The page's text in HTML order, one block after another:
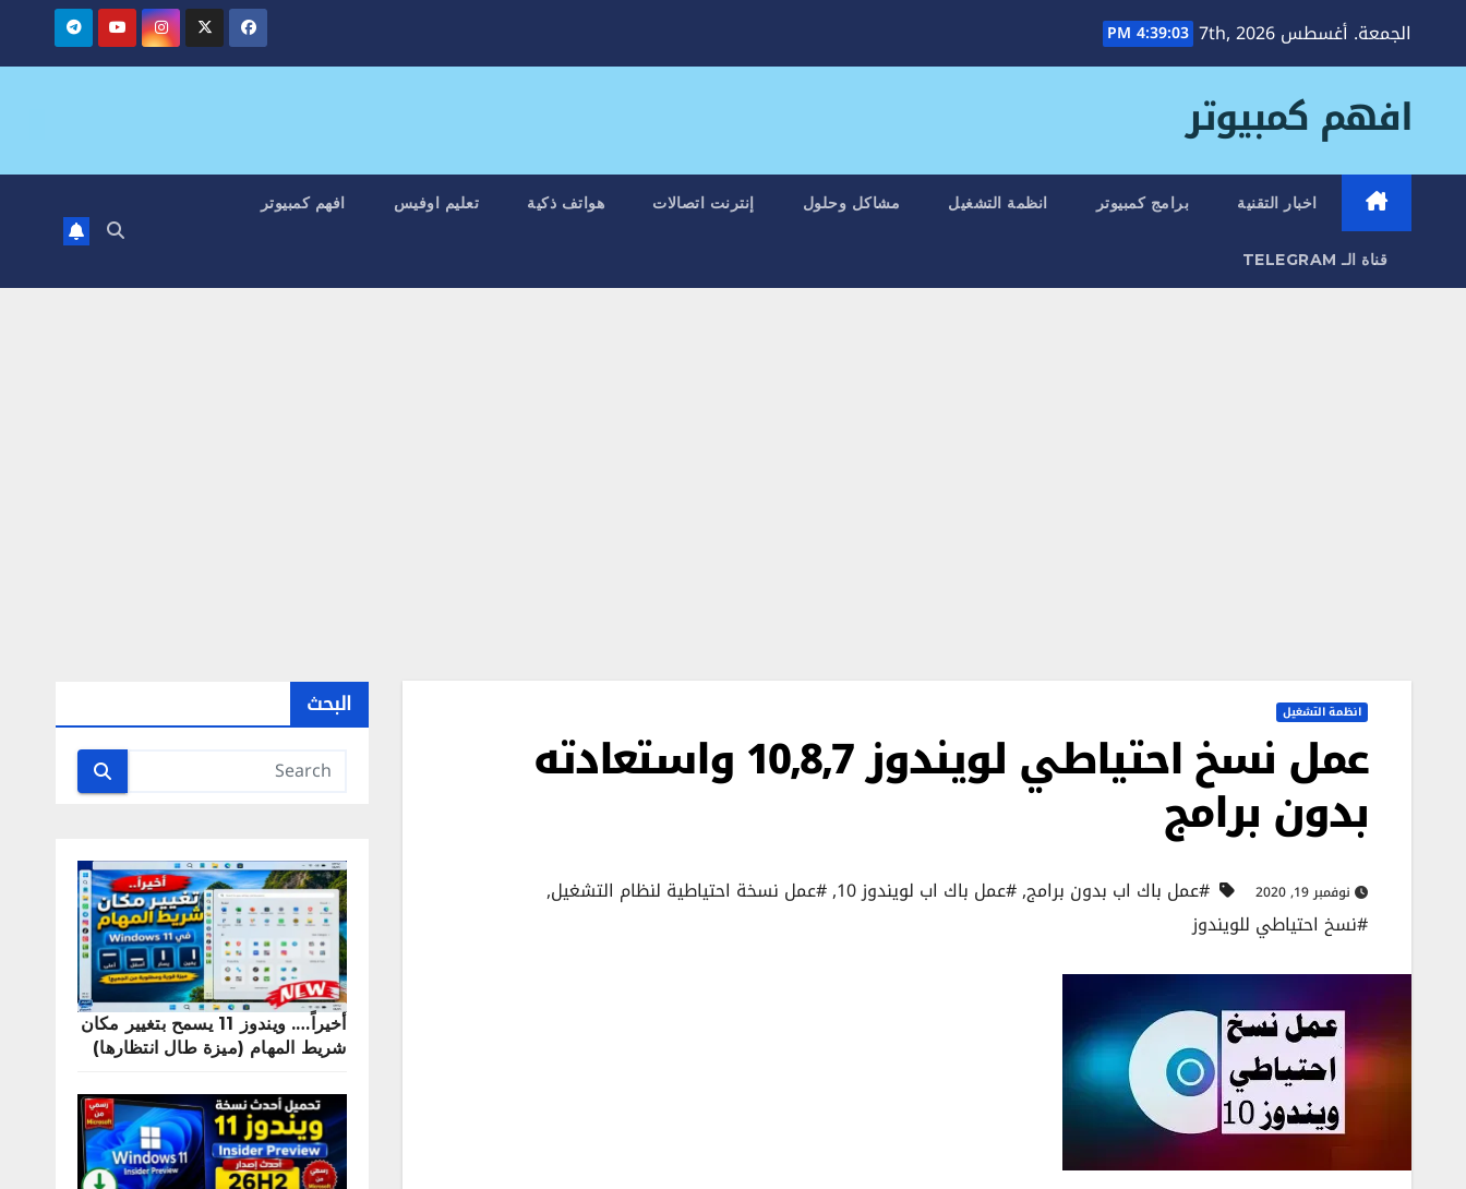
الجمعة. أغسطس 7th, 2026 4:39:04 PM
افهم كمبيوتر
اخبار التقنية برامج كمبيوتر انظمة التشغيل مشاكل وحلول إنترنت اتصالات هواتف ذكية تعليم اوفيس افهم كمبيوتر
قناة الـ TELEGRAM
انظمة التشغيل
عمل نسخ احتياطي لويندوز 10,8,7 واستعادته
بدون برامج
نوفمبر 19, 2020 #عمل باك اب بدون برامج,#عمل باك اب لويندوز 10 ,#عمل نسخة احتياطية لنظام التشغيل,
#نسخ احتياطي للويندوز
البحث
أخيراً…. ويندوز 11 يسمح بتغيير مكان
شريط المهام (ميزة طال انتظارها)